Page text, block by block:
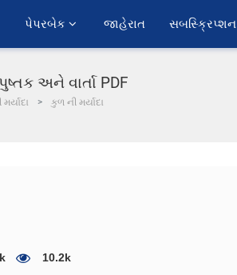
પેપરબેક જાહેરાત સબસ્ક્રિપ્શન
અને વાર્તા PDF
કુળ ની મર્યાદા
10.2k